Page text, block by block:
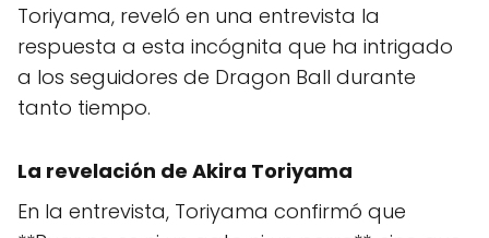
Toriyama, reveló en una entrevista la
respuesta a esta incógnita que ha intrigado
a los seguidores de Dragon Ball durante
tanto tiempo.
La revelación de Akira Toriyama
En la entrevista, Toriyama confirmó que